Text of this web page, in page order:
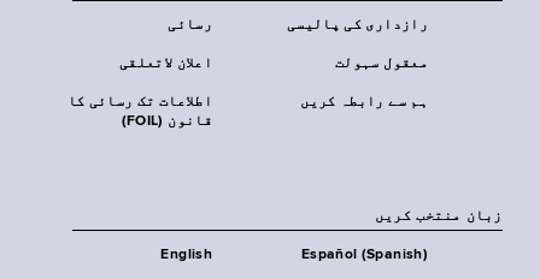
رسائی رازداری کی پالیسی
اعلان لاتعلقی معقول سہولت
اطلاعات تک رسائی کا
قانون (FOIL)
ہم سے رابطہ کریں
زبان منتخب کریں
English Español (Spanish)